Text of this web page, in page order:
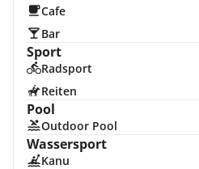
Cafe
Bar
Sport
Radsport
Reiten
Pool
Outdoor Pool
Wassersport
Kanu